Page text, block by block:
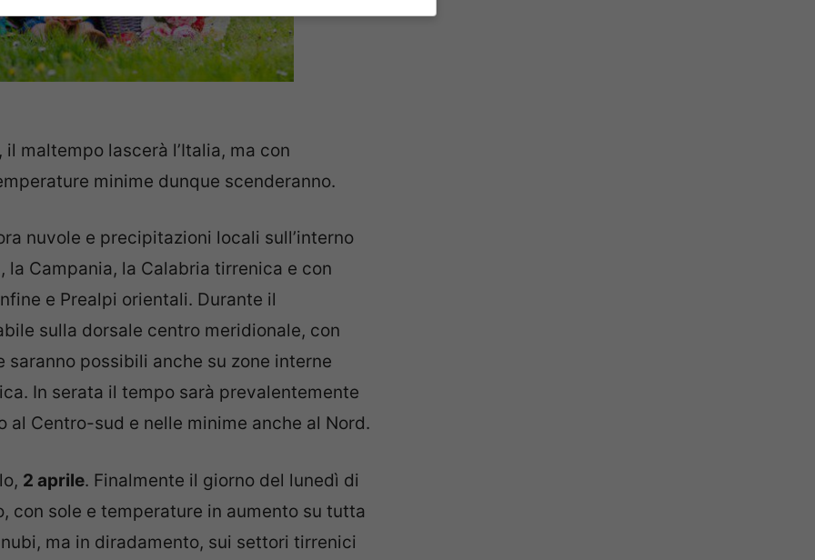
, il maltempo lascerà l’Italia, ma con
minime dunque scenderanno.
nuvole e precipitazioni locali sull’interno
la Campania, la Calabria tirrenica e con
e Prealpi orientali. Durante il
sulla dorsale centro meridionale, con
possibili anche su zone interne
In serata il tempo sarà prevalentemente
Centro-sud e nelle minime anche al Nord.
2 aprile. Finalmente il giorno del lunedì di
con sole e temperature in aumento su tutta
ma in diradamento, sui settori tirrenici